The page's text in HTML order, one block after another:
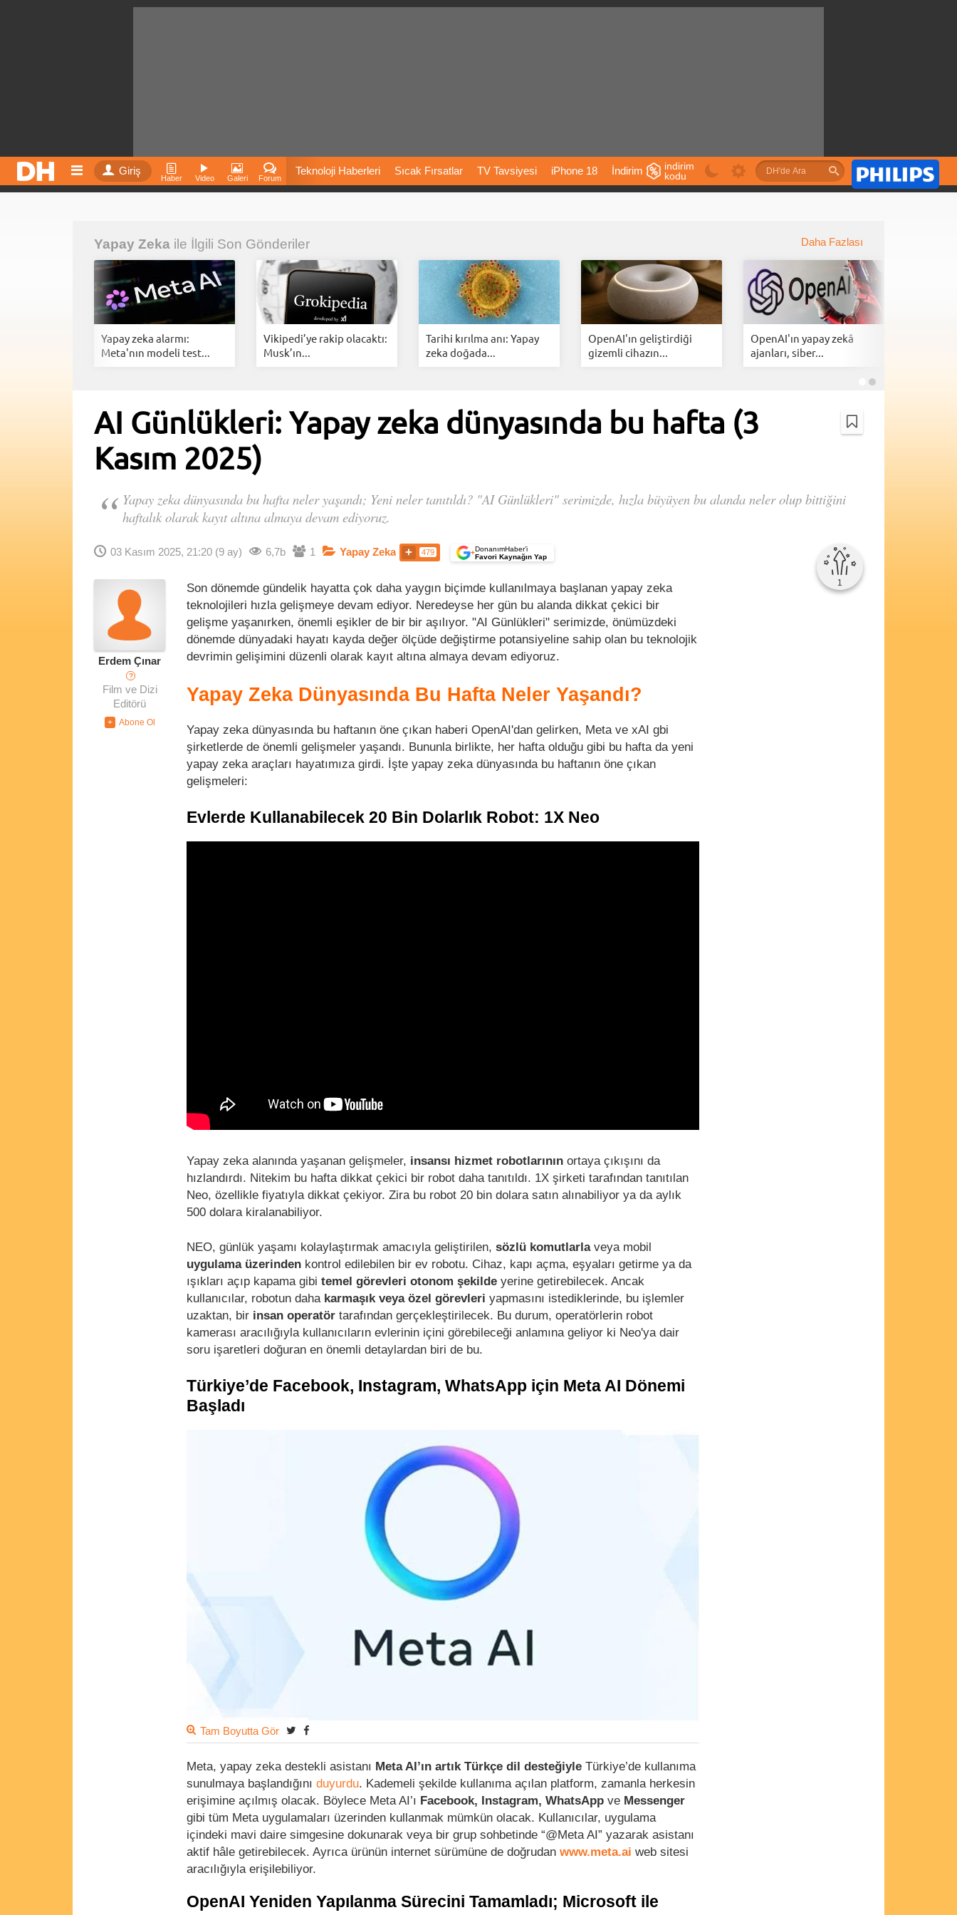
Giriş
Haber Video Galeri Forum
Teknoloji Haberleri Sıcak Fırsatlar TV Tavsiyesi iPhone 18 İndirim
Fiyatları
İnstagram Dondurma Çöktü Mü
indirim
kodu
Yapay Zeka ile İlgili Son Gönderiler Daha Fazlası
Yapay zeka alarmı:
Meta'nın modeli test...
Vikipedi’ye rakip olacaktı:
Musk’ın...
Tarihi kırılma anı: Yapay
zeka doğada...
OpenAI'ın geliştirdiği
gizemli cihazın...
OpenAI'ın yapay zekâ
ajanları, siber...
AI Günlükleri: Yapay zeka dünyasında bu hafta (3
Kasım 2025)
Yapay zeka dünyasında bu hafta neler yaşandı; Yeni neler tanıtıldı? "AI Günlükleri" serimizde, hızla büyüyen bu alanda neler olup bittiğini
haftalık olarak kayıt altına almaya devam ediyoruz.
03 Kasım 2025, 21:20 (9 ay) 6,7b 1 Yapay Zeka 479 +DonanımHaber’i
Favori Kaynağın Yap
1
Erdem Çınar
?
Film ve Dizi
Editörü
Son dönemde gündelik hayatta çok daha yaygın biçimde kullanılmaya başlanan yapay zeka
teknolojileri hızla gelişmeye devam ediyor. Neredeyse her gün bu alanda dikkat çekici bir
gelişme yaşanırken, önemli eşikler de bir bir aşılıyor. "AI Günlükleri" serimizde, önümüzdeki
dönemde dünyadaki hayatı kayda değer ölçüde değiştirme potansiyeline sahip olan bu teknolojik
devrimin gelişimini düzenli olarak kayıt altına almaya devam ediyoruz.
Yapay Zeka Dünyasında Bu Hafta Neler Yaşandı?
Yapay zeka dünyasında bu haftanın öne çıkan haberi OpenAI'dan gelirken, Meta ve xAI gbi
şirketlerde de önemli gelişmeler yaşandı. Bununla birlikte, her hafta olduğu gibi bu hafta da yeni
yapay zeka araçları hayatımıza girdi. İşte yapay zeka dünyasında bu haftanın öne çıkan
gelişmeleri:
Evlerde Kullanabilecek 20 Bin Dolarlık Robot: 1X Neo
Yapay zeka alanında yaşanan gelişmeler, insansı hizmet robotlarının ortaya çıkışını da
hızlandırdı. Nitekim bu hafta dikkat çekici bir robot daha tanıtıldı. 1X şirketi tarafından tanıtılan
Neo, özellikle fiyatıyla dikkat çekiyor. Zira bu robot 20 bin dolara satın alınabiliyor ya da aylık
500 dolara kiralanabiliyor.
NEO, günlük yaşamı kolaylaştırmak amacıyla geliştirilen, sözlü komutlarlaveya mobil
uygulama üzerinden kontrol edilebilen bir ev robotu. Cihaz, kapı açma, eşyaları getirme ya da
ışıkları açıp kapama gibi temel görevleri otonom şekilde yerine getirebilecek. Ancak
kullanıcılar, robotun daha karmaşık veya özel görevleri yapmasını istediklerinde, bu işlemler
uzaktan, bir insan operatör tarafından gerçekleştirilecek. Bu durum, operatörlerin robot
kamerası aracılığıyla kullanıcıların evlerinin içini görebileceği anlamına geliyor ki Neo'ya dair
soru işaretleri doğuran en önemli detaylardan biri de bu.
Türkiye’de Facebook, Instagram, WhatsApp için Meta AI Dönemi
Başladı
Tam Boyutta Gör
Meta, yapay zeka destekli asistanı Meta AI’ın artık Türkçe dil desteğiyle Türkiye’de kullanıma
sunulmaya başlandığını duyurdu. Kademeli şekilde kullanıma açılan platform, zamanla herkesin
erişimine açılmış olacak. Böylece Meta AI’ı Facebook, Instagram, WhatsApp ve Messenger
gibi tüm Meta uygulamaları üzerinden kullanmak mümkün olacak. Kullanıcılar, uygulama
içindeki mavi daire simgesine dokunarak veya bir grup sohbetinde “@Meta AI” yazarak asistanı
aktif hâle getirebilecek. Ayrıca ürünün internet sürümüne de doğrudan www.meta.ai web sitesi
aracılığıyla erişilebiliyor.
OpenAI Yeniden Yapılanma Sürecini Tamamladı; Microsoft ile